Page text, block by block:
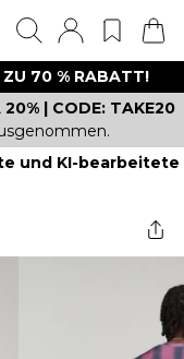
ZU 70 % RABATT!
| CODE: TAKE20
und KI-bearbeitete